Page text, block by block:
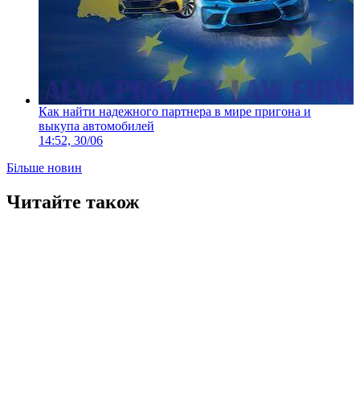
Как найти надежного партнера в мире пригона и
выкупа автомобилей
14:52, 30/06
Більше новин
Читайте також